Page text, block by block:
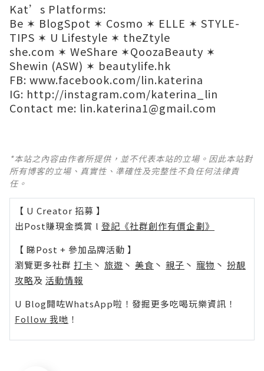
Kat’s Platforms:
Be ✶ BlogSpot ✶ Cosmo ✶ ELLE ✶ STYLE-
TIPS ✶ U Lifestyle ✶ theZtyle​
she.com ✶ WeShare ✶QoozaBeauty ✶
Shewin (ASW) ✶ beautylife.hk
FB: www.facebook.com/lin.katerina
IG: http://instagram.com/katerina_lin
Contact me: lin.katerina1@gmail.com
*本站之內容由作者所提供，並不代表本站的立場。因此本站對
所有博客的立場、真實性、準確性及完整性不負任何法律責
任。
【 U Creator 招募 】
出Post賺現金獎賞 l 登記《社群創作有價企劃》
【 睇Post + 參加品牌活動 】
瀏覽更多社群 打卡 丶 旅遊 丶 美食 丶 親子 丶 寵物 丶 扮靚
攻略及 活動情報
U Blog開咗WhatsApp啦！發掘更多吃喝玩樂資訊！
Follow 我哋 ！